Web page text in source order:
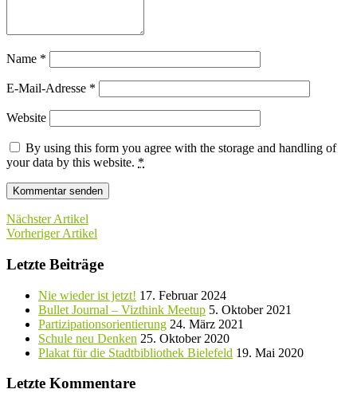
Name *
E-Mail-Adresse *
Website
By using this form you agree with the storage and handling of
your data by this website. *
Nächster Artikel
Vorheriger Artikel
Letzte Beiträge
Nie wieder ist jetzt! 17. Februar 2024
Bullet Journal – Vizthink Meetup 5. Oktober 2021
Partizipationsorientierung 24. März 2021
Schule neu Denken 25. Oktober 2020
Plakat für die Stadtbibliothek Bielefeld 19. Mai 2020
Letzte Kommentare